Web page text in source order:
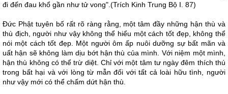
đi đến đau khổ gần như tử vong".(Trích Kinh Trung Bộ I. 87)
Ðức Phật tuyên bố rất rõ ràng rằng, một tâm đầy những hận thù và
thù địch, người như vậy không thể hiểu một cách tốt đẹp, không thể
nói một cách tốt đẹp. Một người ôm ấp nuôi dưỡng sự bất mãn và
uất hận sẽ không làm dịu bớt hận thù của mình. Với niệm một mình,
hận thù không có thể trừ diệt. Chỉ với một tâm tư ngày đêm thích thú
trong bất hại và với lòng từ mẫn đối với tất cả loài hữu tình, người
như vậy mới có thể chấm dứt hận thù.